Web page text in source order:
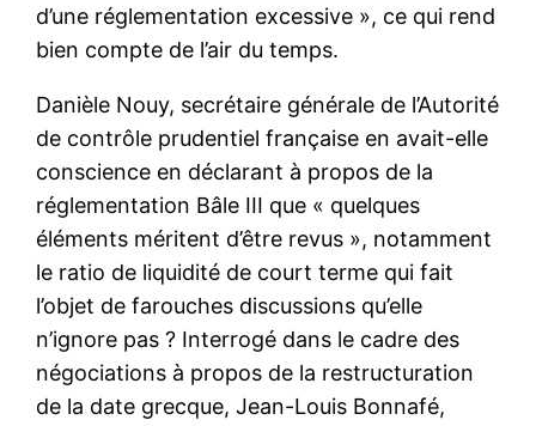
d’une réglementation excessive », ce qui rend
bien compte de l’air du temps.
Danièle Nouy, secrétaire générale de l’Autorité
de contrôle prudentiel française en avait-elle
conscience en déclarant à propos de la
réglementation Bâle III que « quelques
éléments méritent d’être revus », notamment
le ratio de liquidité de court terme qui fait
l’objet de farouches discussions qu’elle
n’ignore pas ? Interrogé dans le cadre des
négociations à propos de la restructuration
de la date grecque, Jean-Louis Bonnafé,